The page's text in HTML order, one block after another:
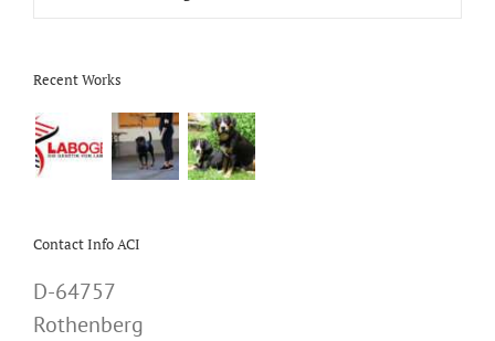
Recent Works
Contact Info ACI
D-64757
Rothenberg